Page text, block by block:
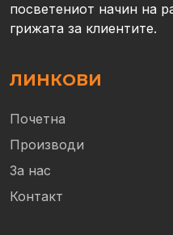
посветениот начин на
грижата за клиентите.
ЛИНКОВИ
Почетна
Производи
За нас
Контакт